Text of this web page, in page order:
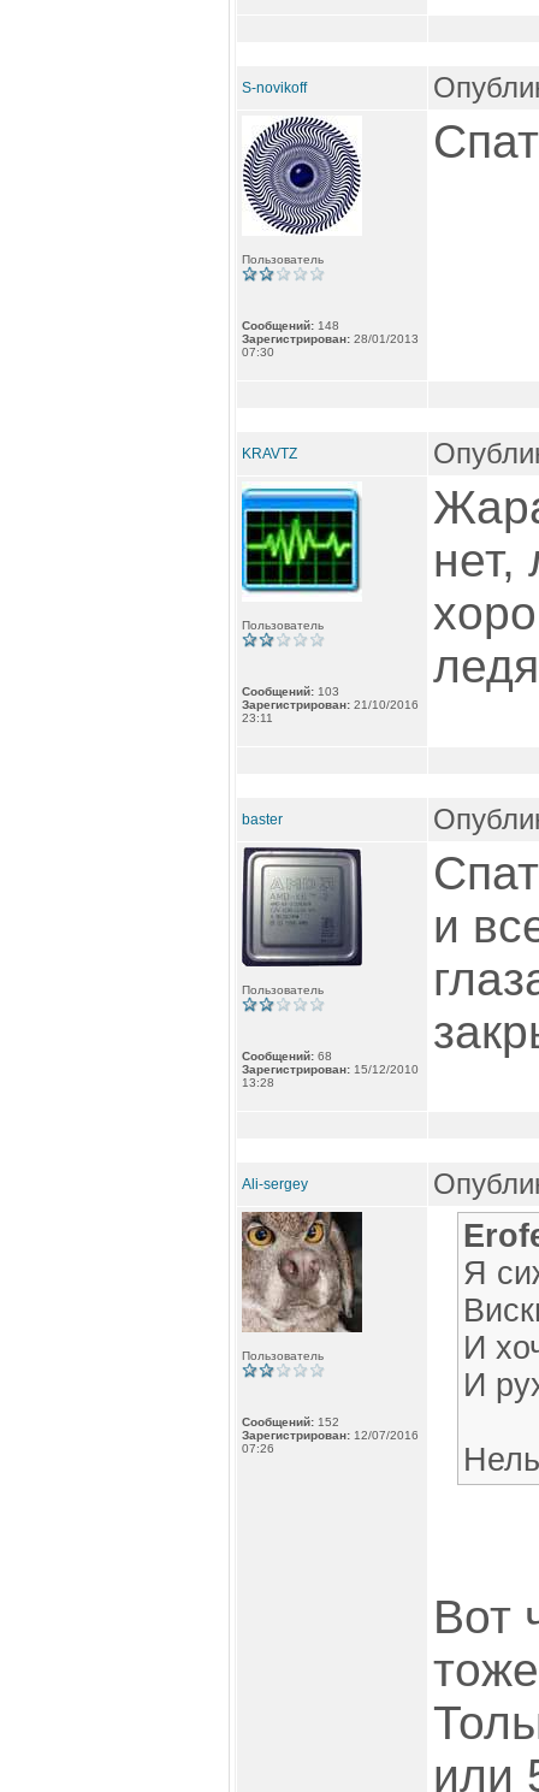
S-novikoff
Пользователь
Сообщений: 148
Зарегистрирован: 28/01/2013
07:30
KRAVTZ
Пользователь
Сообщений: 103
Зарегистрирован: 21/10/2016
23:11
нет,
baster
Пользователь
Сообщений: 68
Зарегистрирован: 15/12/2010
13:28
и
Ali-sergey
Пользователь
Сообщений: 152
Зарегистрирован: 12/07/2016
07:26
Я
И
И
Вот
или